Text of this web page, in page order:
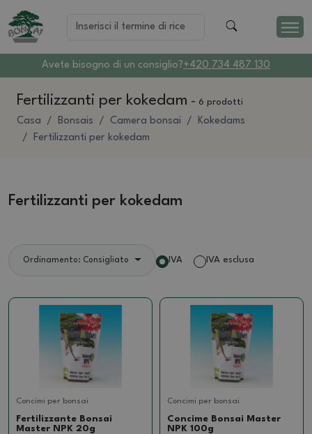
Avete bisogno di un consiglio?+420 734 487 130
Fertilizzanti per kokedam - 6 prodotti
Casa Bonsais Camera bonsai
Kokedams
Fertilizzanti per kokedam
Fertilizzanti per kokedam
Ordinamento: Consigliato IVA IVA esclusa
Concimi per bonsai
Fertilizzante Bonsai
Master NPK 20g
Concimi per bonsai
Concime Bonsai Master
NPK 100g